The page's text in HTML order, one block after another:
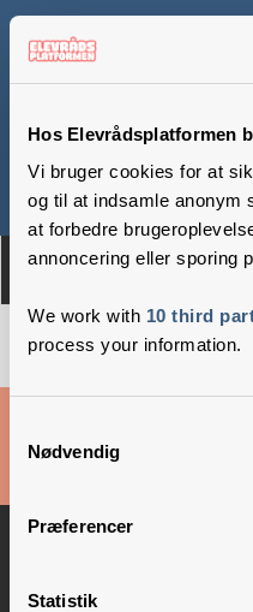
Hos Elevrådsplatformen
Vi bruger cookies for at
og til at indsamle
at forbedre
annoncering eller sporing
We work with 10 third
process your information.
Nødvendig
Præferencer
Statistik
Om Medlemmer